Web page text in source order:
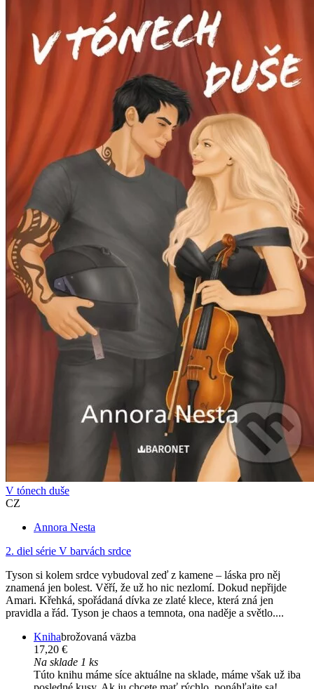
V tónech duše
CZ
Annora Nesta
2. diel série V barvách srdce
Tyson si kolem srdce vybudoval zeď z kamene – láska pro něj
znamená jen bolest. Věří, že už ho nic nezlomí. Dokud nepřijde
Amari. Křehká, spořádaná dívka ze zlaté klece, která zná jen
pravidla a řád. Tyson je chaos a temnota, ona naděje a světlo....
Knihabrožovaná väzba
17,20 €
Na sklade 1 ks
Túto knihu máme síce aktuálne na sklade, máme však už iba